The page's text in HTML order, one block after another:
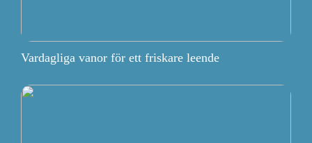
Vardagliga vanor för ett friskare leende